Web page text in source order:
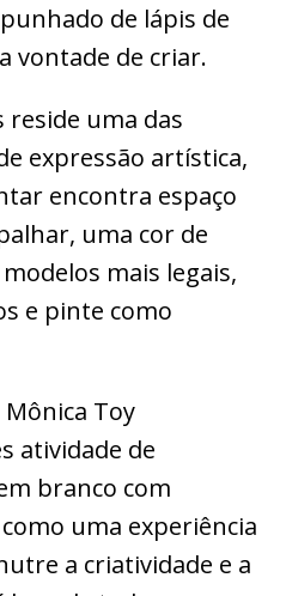
de lápis de
vontade de criar.
reside uma das
expressão artística,
encontra espaço
uma cor de
mais legais,
e pinte como
Toy
atividade de
branco com
uma experiência
a criatividade e a